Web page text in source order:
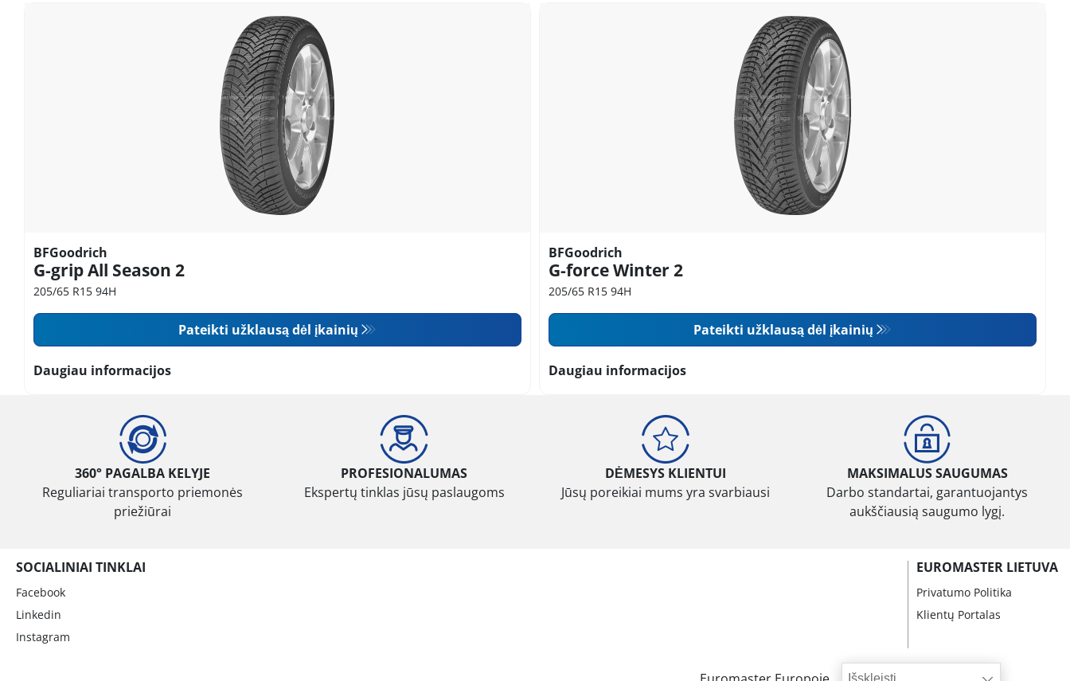
BFGoodrich
G-grip All Season 2
205/65 R15 94H
Pateikti užklausą dėl įkainių
Daugiau informacijos
BFGoodrich
G-force Winter 2
205/65 R15 94H
Pateikti užklausą dėl įkainių
Daugiau informacijos
360° PAGALBA KELYJE
Reguliariai transporto priemonės
priežiūrai
PROFESIONALUMAS
Ekspertų tinklas jūsų paslaugoms
DĖMESYS KLIENTUI
Jūsų poreikiai mums yra svarbiausi
MAKSIMALUS SAUGUMAS
Darbo standartai, garantuojantys
aukščiausią saugumo lygį.
SOCIALINIAI TINKLAI
Facebook
Linkedin
Instagram
EUROMASTER LIETUVA
Privatumo Politika
Klientų Portalas
Išskleisti